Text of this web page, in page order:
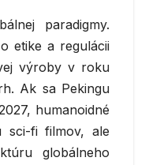
paradigmy.
etike a regulácii
výroby v roku
Ak sa Pekingu
humanoidné
sci-fi filmov, ale
globálneho